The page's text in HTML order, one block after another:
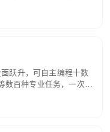
作、基础 RAG、批量
跃升，可自主编程十数
数百种专业任务，一次对
规划、执行与验证全流
长程任务中自主规划与